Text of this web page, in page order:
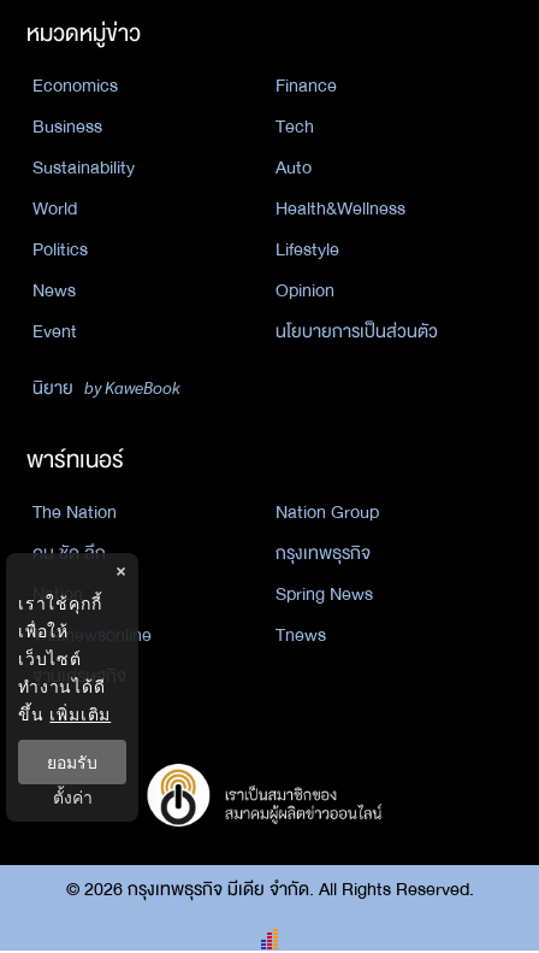
หมวดหมู่ข่าว
Economics
Finance
Business
Tech
Sustainability
Auto
World
Health&Wellness
Politics
Lifestyle
News
Opinion
Event
นโยบายการเป็นส่วนตัว
นิยาย by KaweBook
พาร์ทเนอร์
The Nation
Nation Group
คม ชัด ลึก
กรุงเทพธุรกิจ
Nation
Spring News
Thainewsonline
Tnews
ฐานเศรษฐกิจ
©2026กรุงเทพธุรกิจ มีเดีย จำกัด. All Rights Reserved.
×
เราใช้คุกกี้
เพื่อให้
เว็บไซต์
ทำงานได้ดี
ขึ้น เพิ่มเติม
ยอมรับ
ตั้งค่า